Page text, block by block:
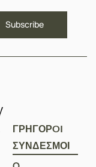
ΓΡΗΓΟΡOI
ΣΥΝΔΕΣΜΟΙ